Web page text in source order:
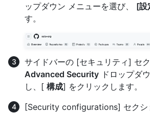
ップダウン メニューを選び、 [設
す。
サイドバーの [セキュリティ] セ
Advanced Security ドロップダ
し、[ 構成] をクリックします。
[Security configurations] セクシ